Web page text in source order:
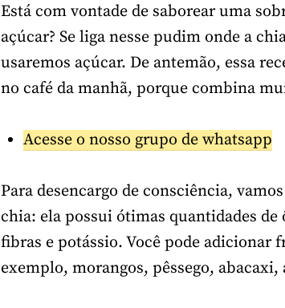
Está com vontade de saborear uma
açúcar? Se liga nesse pudim onde a
usaremos açúcar. De antemão, essa
no café da manhã, porque combina
Acesse o nosso grupo de whatsapp
Para desencargo de consciência,
chia: ela possui ótimas quantidades de
fibras e potássio. Você pode adicionar
exemplo, morangos, pêssego,